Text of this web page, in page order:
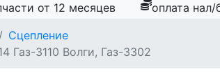
от 12 месяцев оплата нал/
Сцепление
Газ-3110 Волги, Газ-3302